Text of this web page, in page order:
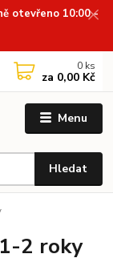
otevřeno 10:00 -
Menu
Hledat
0 ks
za 0,00 Kč
2 roky